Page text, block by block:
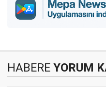
HABERE YORUM